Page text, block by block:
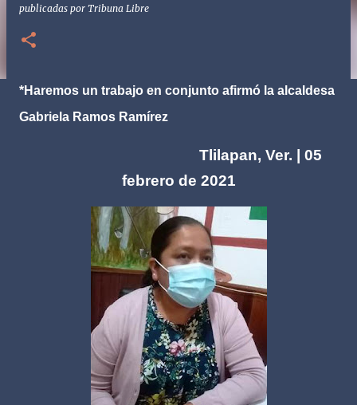
publicadas por Tribuna Libre
*Haremos un trabajo en conjunto afirmó la alcaldesa
Gabriela Ramos Ramírez
Tlilapan, Ver. | 05
febrero de 2021